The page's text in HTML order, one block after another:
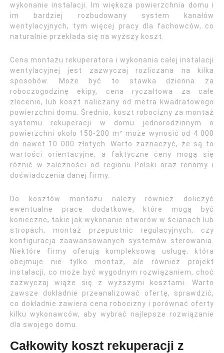
wykonanie instalacji. Im większa powierzchnia domu i
im bardziej rozbudowany system kanałów
wentylacyjnych, tym więcej pracy dla fachowców, co
naturalnie przekłada się na wyższy koszt.
Cena montażu rekuperatora i wykonania całej instalacji
wentylacyjnej jest zazwyczaj rozliczana na kilka
sposobów. Może być to stawka dzienna za
roboczogodzinę ekipy, cena ryczałtowa za całe
zlecenie, lub koszt naliczany od metra kwadratowego
powierzchni domu. Średnio, koszt robocizny za montaż
systemu rekuperacji w domu jednorodzinnym o
powierzchni około 150-200 m² może wynosić od 4 000
do nawet 10 000 złotych. Warto zaznaczyć, że są to
wartości orientacyjne, a faktyczne ceny mogą się
różnić w zależności od regionu Polski oraz renomy i
doświadczenia danej firmy.
Do kosztów montażu należy również doliczyć
ewentualne prace dodatkowe, które mogą być
konieczne, takie jak wykonanie otworów w ścianach lub
stropach, montaż przepustnic regulacyjnych, czy
konfiguracja zaawansowanych systemów sterowania.
Niektóre firmy oferują kompleksową usługę, która
obejmuje nie tylko montaż, ale również projekt
instalacji, co może być wygodnym rozwiązaniem, choć
zazwyczaj wiąże się z wyższymi kosztami. Warto
zawsze dokładnie przeanalizować ofertę, sprawdzić,
co dokładnie zawiera cena robocizny i porównać oferty
kilku wykonawców, aby wybrać najlepsze rozwiązanie
dla swojego domu.
Całkowity koszt rekuperacji z